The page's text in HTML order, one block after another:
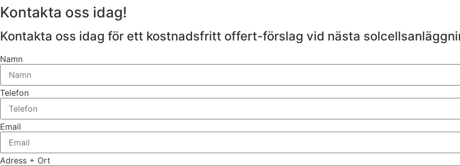
Kontakta oss idag!
Kontakta oss idag för ett kostnadsfritt offert-förslag vid nästa
Namn
Telefon
Email
Adress + Ort